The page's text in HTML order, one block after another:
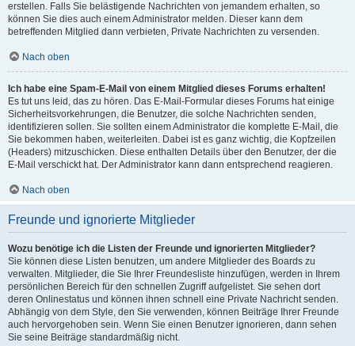
erstellen. Falls Sie belästigende Nachrichten von jemandem erhalten, so
können Sie dies auch einem Administrator melden. Dieser kann dem
betreffenden Mitglied dann verbieten, Private Nachrichten zu versenden.
Nach oben
Ich habe eine Spam-E-Mail von einem Mitglied dieses Forums erhalten!
Es tut uns leid, das zu hören. Das E-Mail-Formular dieses Forums hat einige
Sicherheitsvorkehrungen, die Benutzer, die solche Nachrichten senden,
identifizieren sollen. Sie sollten einem Administrator die komplette E-Mail, die
Sie bekommen haben, weiterleiten. Dabei ist es ganz wichtig, die Kopfzeilen
(Headers) mitzuschicken. Diese enthalten Details über den Benutzer, der die
E-Mail verschickt hat. Der Administrator kann dann entsprechend reagieren.
Nach oben
Freunde und ignorierte Mitglieder
Wozu benötige ich die Listen der Freunde und ignorierten Mitglieder?
Sie können diese Listen benutzen, um andere Mitglieder des Boards zu
verwalten. Mitglieder, die Sie Ihrer Freundesliste hinzufügen, werden in Ihrem
persönlichen Bereich für den schnellen Zugriff aufgelistet. Sie sehen dort
deren Onlinestatus und können ihnen schnell eine Private Nachricht senden.
Abhängig von dem Style, den Sie verwenden, können Beiträge Ihrer Freunde
auch hervorgehoben sein. Wenn Sie einen Benutzer ignorieren, dann sehen
Sie seine Beiträge standardmäßig nicht.